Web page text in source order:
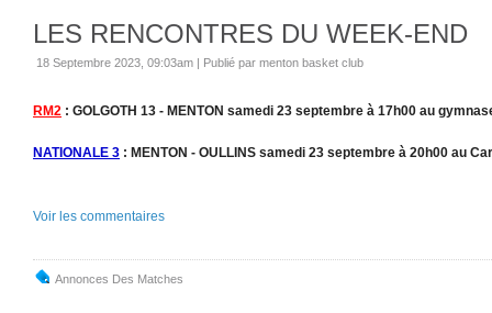
LES RENCONTRES DU WEEK-END
18 Septembre 2023, 09:03am | Publié par menton basket club
RM2 : GOLGOTH 13 - MENTON samedi 23 septembre à 17h00 au
NATIONALE 3 : MENTON - OULLINS samedi 23 septembre à 20h00 au
Voir les commentaires
Annonces Des Matches